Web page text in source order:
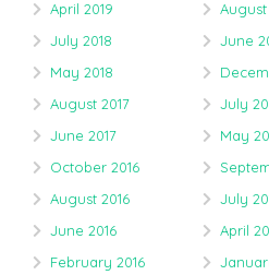
April 2019
August
July 2018
June
May 2018
August 2017
July
June 2017
May
October 2016
August 2016
July
June 2016
April
February 2016